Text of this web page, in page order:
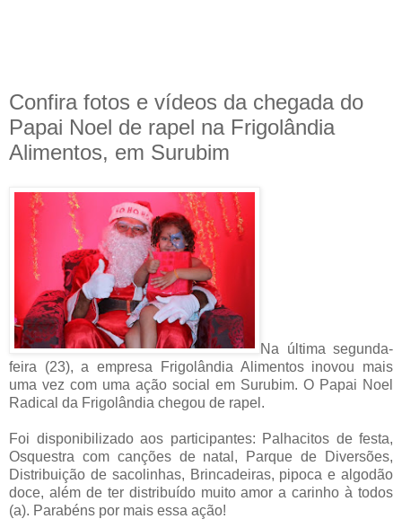
Confira fotos e vídeos da chegada do
Papai Noel de rapel na Frigolândia
Alimentos, em Surubim
Na última segunda-
feira (23), a empresa Frigolândia Alimentos inovou mais
uma vez com uma ação social em Surubim. O Papai Noel
Radical da Frigolândia chegou de rapel.
Foi disponibilizado aos participantes: Palhacitos de festa⁣,
Osquestra com canções de natal⁣, Parque de Diversões⁣,
Distribuição de sacolinhas, Brincadeiras⁣, pipoca e algodão
doce⁣, além de ter distribuído muito amor a carinho à todos
(a). Parabéns por mais essa ação!